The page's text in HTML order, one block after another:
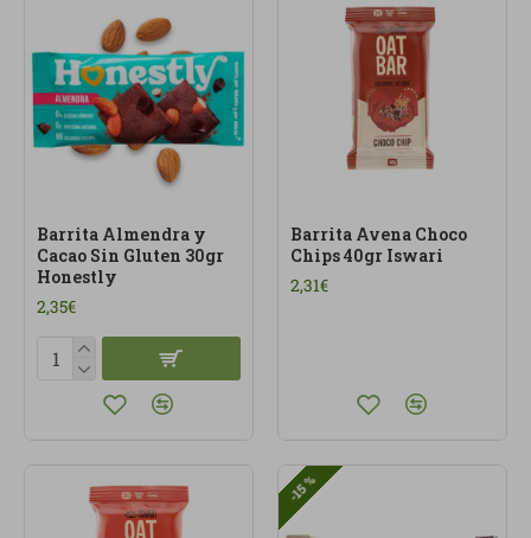
quieren empezar el día con energía, comer mejor
entre horas y elegir opciones más conscientes.
Barrita Almendra y
Cacao Sin Gluten 30gr
Honestly
2,35€
Barrita Avena Choco
Chips 40gr Iswari
2,31€
-15 %